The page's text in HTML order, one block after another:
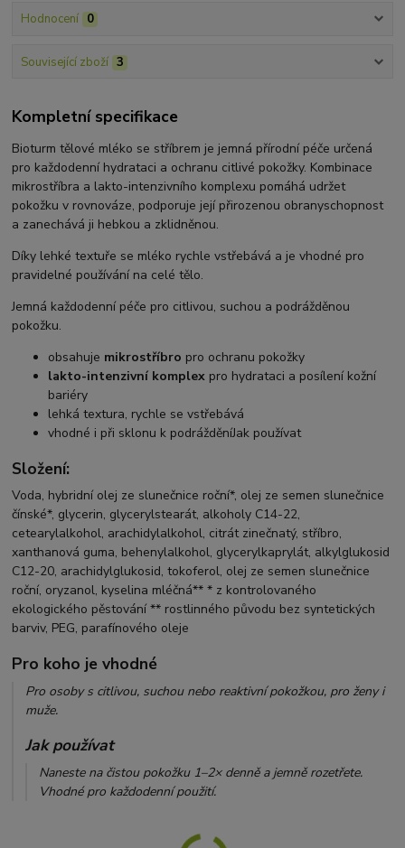
Hodnocení 0
Související zboží 3
Kompletní specifikace
Bioturm tělové mléko se stříbrem je jemná přírodní péče určená
pro každodenní hydrataci a ochranu citlivé pokožky. Kombinace
mikrostříbra a lakto-intenzivního komplexu pomáhá udržet
pokožku v rovnováze, podporuje její přirozenou obranyschopnost
a zanechává ji hebkou a zklidněnou.
Díky lehké textuře se mléko rychle vstřebává a je vhodné pro
pravidelné používání na celé tělo.
Jemná každodenní péče pro citlivou, suchou a podrážděnou
pokožku.
obsahuje mikrostříbro pro ochranu pokožky
lakto-intenzivní komplex pro hydrataci a posílení kožní
bariéry
lehká textura, rychle se vstřebává
vhodné i při sklonu k podrážděníJak používat
Složení:
Voda, hybridní olej ze slunečnice roční*, olej ze semen slunečnice
čínské*, glycerin, glycerylstearát, alkoholy C14-22,
cetearylalkohol, arachidylalkohol, citrát zinečnatý, stříbro,
xanthanová guma, behenylalkohol, glycerylkaprylát, alkylglukosid
C12-20, arachidylglukosid, tokoferol, olej ze semen slunečnice
roční, oryzanol, kyselina mléčná** * z kontrolovaného
ekologického pěstování ** rostlinného původu bez syntetických
barviv, PEG, parafínového oleje
Pro koho je vhodné
Pro osoby s citlivou, suchou nebo reaktivní pokožkou, pro ženy i
muže.
Jak používat
Naneste na čistou pokožku 1–2× denně a jemně rozetřete.
Vhodné pro každodenní použití.